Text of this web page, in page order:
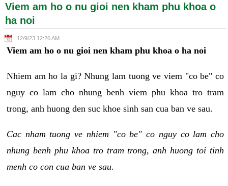
Viem am ho o nu gioi nen kham phu khoa o
ha noi
12/9/23 12:26 AM
Viem am ho o nu gioi nen kham phu khoa o ha noi
Nhiem am ho la gi? Nhung lam tuong ve viem "co be" co
nguy co lam cho nhung benh viem phu khoa tro tram
trong, anh huong den suc khoe sinh san cua ban ve sau.
Cac nham tuong ve nhiem "co be" co nguy co lam cho
nhung benh phu khoa tro tram trong, anh huong toi tinh
menh co con cua ban ve sau.